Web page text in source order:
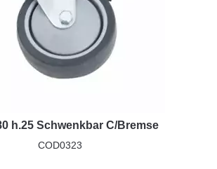
h.25 Schwenkbar C/Bremse
COD0323